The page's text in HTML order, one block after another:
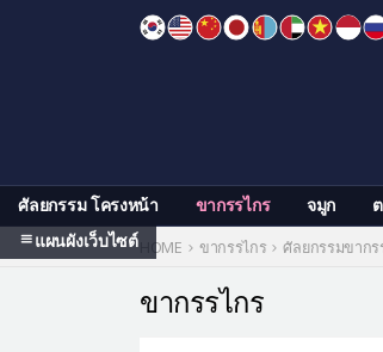
ศัลยกรรม โครงหน้า ขากรรไกร จมูก
แผนผังเว็บไซต์ HOME ขากรรไกร ศัลยกรรมขากร
ขากรรไกร